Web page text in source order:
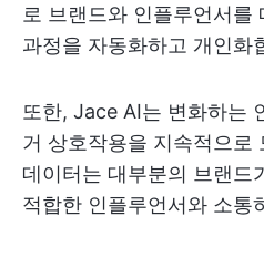
로 브랜드와 인플루언서를
과정을 자동화하고 개인화
또한, Jace AI는 변화하는
거 상호작용을 지속적으로
데이터는 대부분의 브랜드
적합한 인플루언서와 소통